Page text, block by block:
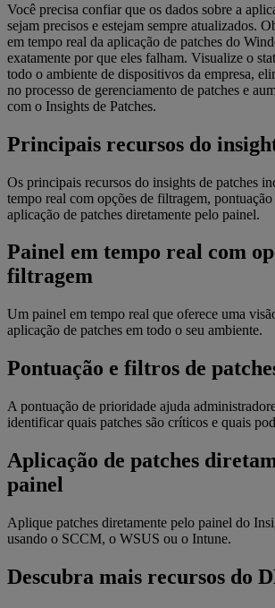
Você precisa confiar que os dados sobre a
sejam precisos e estejam sempre atualizados.
em tempo real da aplicação de patches do
exatamente por que eles falham. Visualize o
todo o ambiente de dispositivos da empresa,
no processo de gerenciamento de patches e
com o Insights de Patches.
Principais recursos do
Os principais recursos do insights de patches
tempo real com opções de filtragem, pontuação
aplicação de patches diretamente pelo painel.
Painel em tempo real com
filtragem
Um painel em tempo real que oferece uma
aplicação de patches em todo o seu ambiente.
Pontuação e filtros de
A pontuação de prioridade ajuda
identificar quais patches são críticos e quais
Aplicação de patches
painel
Aplique patches diretamente pelo painel do
usando o SCCM, o WSUS ou o Intune.
Descubra mais recursos do